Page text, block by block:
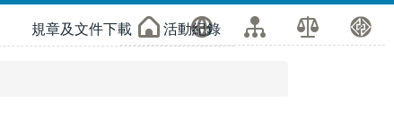
規章及文件下載 活動紀錄